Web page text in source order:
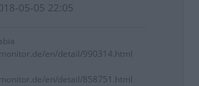
05-05 22:05
en/detail/990314.html
en/detail/858751.html